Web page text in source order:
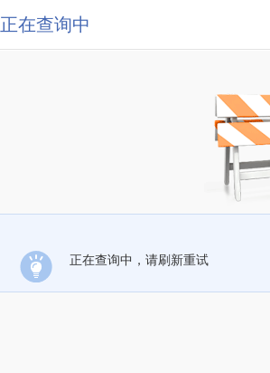
正在查询中
正在查询中，请刷新重试